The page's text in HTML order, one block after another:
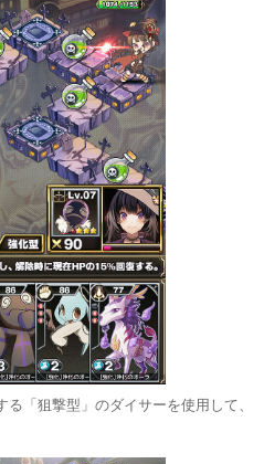
「狙撃型」のダイサーを使用して、